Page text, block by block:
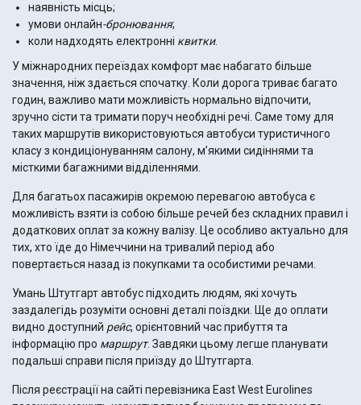
наявність місць;
умови онлайн-бронювання;
коли надходять електронні квитки.
У міжнародних переїздах комфорт має набагато більше
значення, ніж здається спочатку. Коли дорога триває багато
годин, важливо мати можливість нормально відпочити,
зручно сісти та тримати поруч необхідні речі. Саме тому для
таких маршрутів використовуються автобуси туристичного
класу з кондиціонуванням салону, м’якими сидіннями та
місткими багажними відділеннями.
Для багатьох пасажирів окремою перевагою автобуса є
можливість взяти із собою більше речей без складних правил і
додаткових оплат за кожну валізу. Це особливо актуально для
тих, хто їде до Німеччини на тривалий період або
повертається назад із покупками та особистими речами.
Умань Штутгарт автобус підходить людям, які хочуть
заздалегідь розуміти основні деталі поїздки. Ще до оплати
видно доступний рейс, орієнтовний час прибуття та
інформацію про маршрут. Завдяки цьому легше планувати
подальші справи після приїзду до Штутгарта.
Після реєстрації на сайті перевізника East West Eurolines